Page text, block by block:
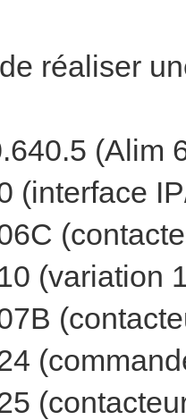
réaliser
(Alim
(interface
(variation